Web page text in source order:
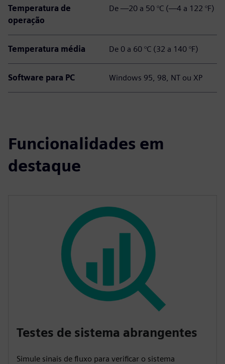
Temperatura de
operação
De —20 a 50 °C (—4 a 122 °F)
Temperatura média De 0 a 60 °C (32 a 140 °F)
Software para PC Windows 95, 98, NT ou XP
Funcionalidades em
destaque
Testes de sistema abrangentes
Simule sinais de fluxo para verificar o sistema